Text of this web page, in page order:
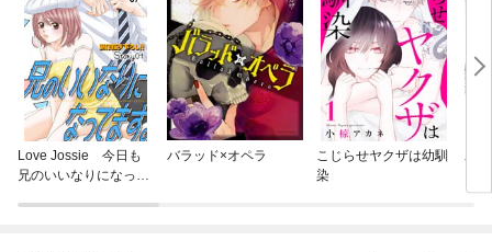
Love Jossie 今日も
兄のいいなりになって
バラッド×オペラ
こじらせヤクザは幼馴
染
わ